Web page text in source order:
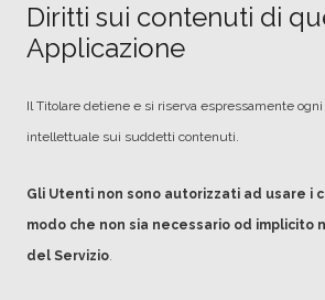
Diritti sui contenuti di
Applicazione
Il Titolare detiene e si riserva espressamente
intellettuale sui suddetti contenuti.
Gli Utenti non sono autorizzati ad usare i
modo che non sia necessario od
del Servizio.